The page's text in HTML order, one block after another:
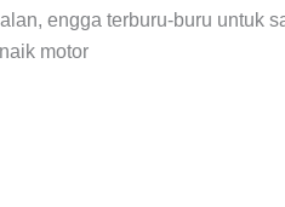
engga terburu-buru untuk
motor